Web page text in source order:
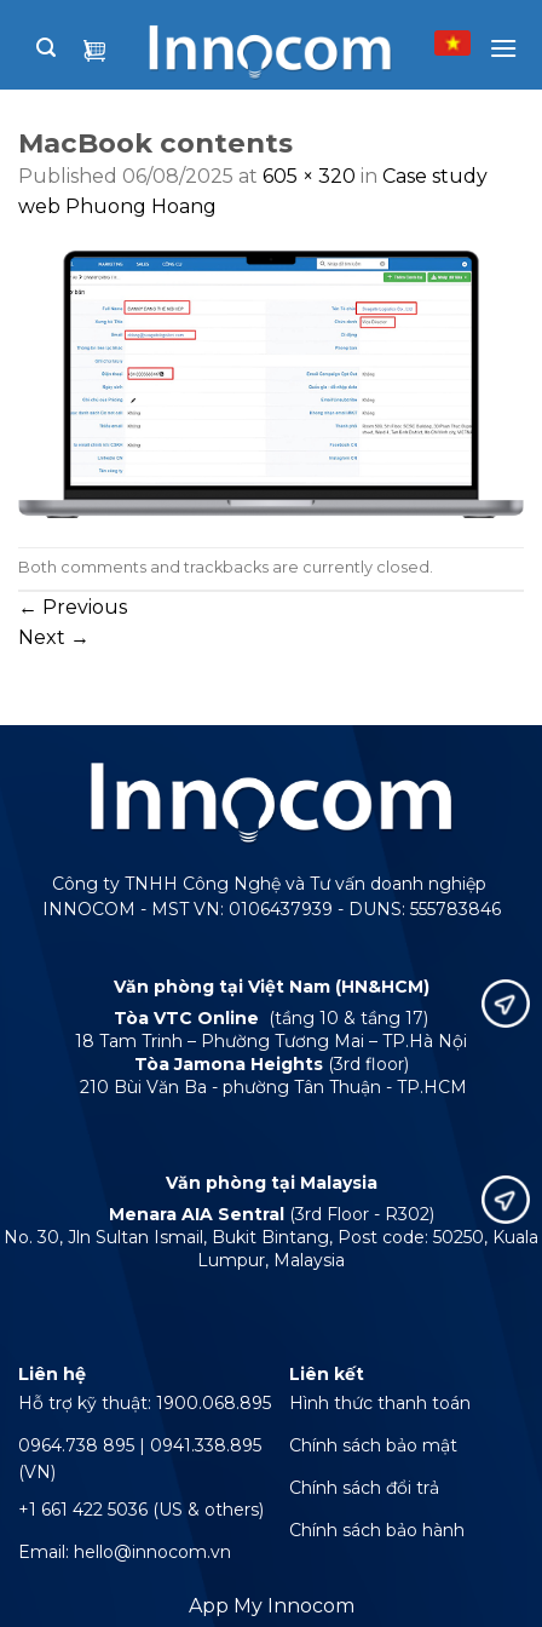
MacBook contents
Published 06/08/2025 at 605 × 320 in Case study
web Phuong Hoang
Both comments and trackbacks are currently closed.
← Previous
Next →
Công ty TNHH Công Nghệ và Tư vấn doanh nghiệp
INNOCOM - MST VN: 0106437939 - DUNS: 555783846
Văn phòng tại Việt Nam (HN&HCM)
Tòa VTC Online
(tầng 10 & tầng 17)
18 Tam Trinh – Phường Tương Mai – TP.Hà Nội
Tòa Jamona Heights (3rd floor)
210 Bùi Văn Ba - phường Tân Thuận - TP.HCM
Văn phòng tại Malaysia
Menara AIA Sentral (3rd Floor - R302)
No. 30, Jln Sultan Ismail, Bukit Bintang, Post code: 50250, Kuala
Lumpur, Malaysia
Liên hệ
Hỗ trợ kỹ thuật: 1900.068.895
0964.738 895 | 0941.338.895
(VN)
+1 661 422 5036 (US & others)
Email: hello@innocom.vn
Liên kết
Hình thức thanh toán
Chính sách bảo mật
Chính sách đổi trả
Chính sách bảo hành
App My Innocom